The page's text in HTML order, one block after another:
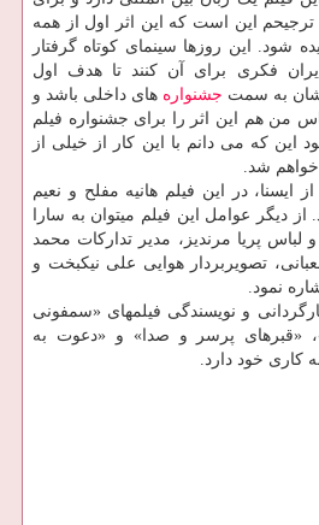
این است که این اثر اول از همه
شود. این روزها سینمای کوتاه گرفتار
فکری برای آن کنند تا هدف اول
به سمت جشنواره های داخلی باشد و
من هم این اثر را برای جشنواره فیلم
این که می دانم با این کار از خیلی از
شد.
ایسنا، در این فیلم هانیه مفلح و نعیم
دیگر عوامل این فیلم میتوان به سارا
پریا مرندیز، مدیر تدارکات محمد
تصویربردار هوایی علی نیکبخت و
نمود.
و نویسندگی فیلمهای «سمفونی
«قبرهای پرسر و صدا» و «دعوت به
کاری خود دارد.